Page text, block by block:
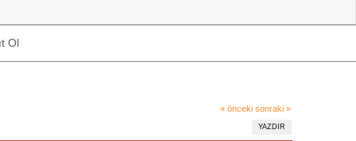
Ol
« önceki sonraki »
YAZDIR